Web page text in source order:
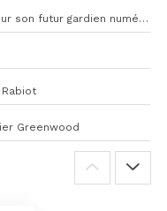
Restes, Atubolu, Bulka… L’OM galère pour son futur gardien numéro 1
Greenwood